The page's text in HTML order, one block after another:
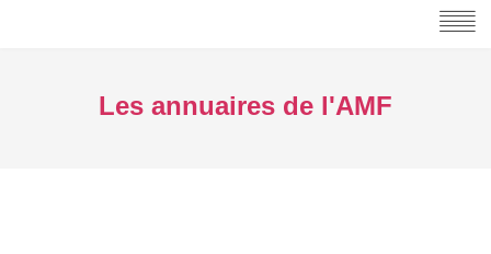
Les annuaires de l'AMF